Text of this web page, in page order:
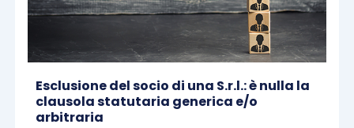
Esclusione del socio di una S.r.l.: è nulla la
clausola statutaria generica e/o
arbitraria